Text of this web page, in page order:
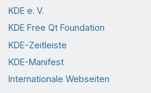
KDE e. V.
KDE Free Qt Foundation
KDE-Zeitleiste
KDE-Manifest
Internationale Webseiten